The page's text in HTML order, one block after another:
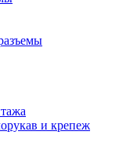
и крепеж